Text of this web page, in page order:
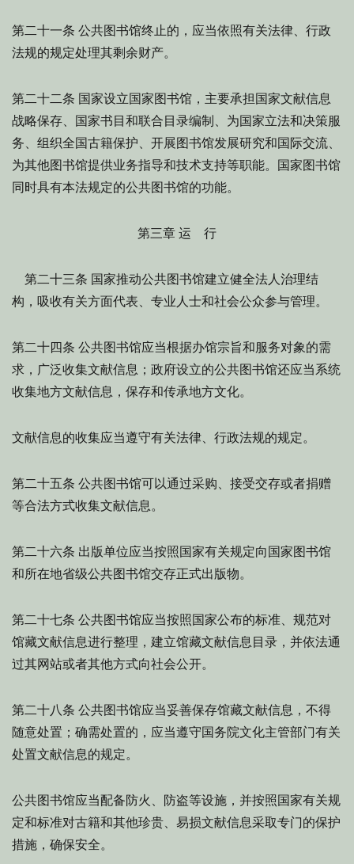
第二十一条 公共图书馆终止的，应当依照有关法律、行政
法规的规定处理其剩余财产。
第二十二条 国家设立国家图书馆，主要承担国家文献信息
战略保存、国家书目和联合目录编制、为国家立法和决策服
务、组织全国古籍保护、开展图书馆发展研究和国际交流、
为其他图书馆提供业务指导和技术支持等职能。国家图书馆
同时具有本法规定的公共图书馆的功能。
第三章 运 行
第二十三条 国家推动公共图书馆建立健全法人治理结
构，吸收有关方面代表、专业人士和社会公众参与管理。
第二十四条 公共图书馆应当根据办馆宗旨和服务对象的需
求，广泛收集文献信息；政府设立的公共图书馆还应当系统
收集地方文献信息，保存和传承地方文化。
文献信息的收集应当遵守有关法律、行政法规的规定。
第二十五条 公共图书馆可以通过采购、接受交存或者捐赠
等合法方式收集文献信息。
第二十六条 出版单位应当按照国家有关规定向国家图书馆
和所在地省级公共图书馆交存正式出版物。
第二十七条 公共图书馆应当按照国家公布的标准、规范对
馆藏文献信息进行整理，建立馆藏文献信息目录，并依法通
过其网站或者其他方式向社会公开。
第二十八条 公共图书馆应当妥善保存馆藏文献信息，不得
随意处置；确需处置的，应当遵守国务院文化主管部门有关
处置文献信息的规定。
公共图书馆应当配备防火、防盗等设施，并按照国家有关规
定和标准对古籍和其他珍贵、易损文献信息采取专门的保护
措施，确保安全。